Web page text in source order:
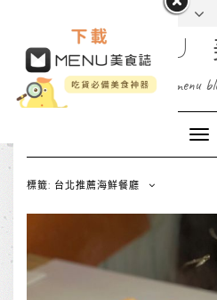
MENU
menu
標籤: 台北推薦海鮮餐廳